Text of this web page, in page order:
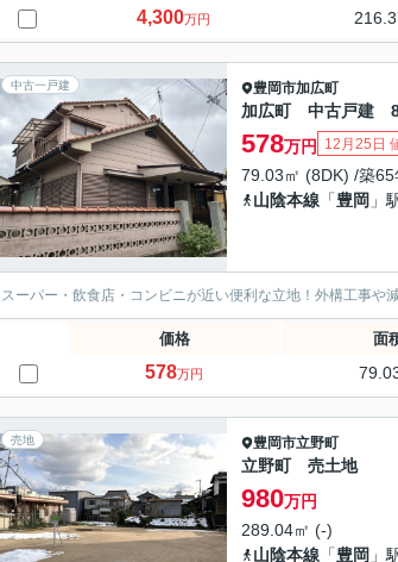
4,300万円
中古一戸建 豊岡市加広町
加広町 中古戸建
578万円 12月25日
79.03㎡ (8DK) /築65
山陰本線 「豊岡 」
スーパー・飲食店・コンビニが近い便利な立地！外構工事や
価格 面
578万円
売地 豊岡市立野町
立野町 売土地
980万円
289.04㎡ (-)
山陰本線 「豊岡 」